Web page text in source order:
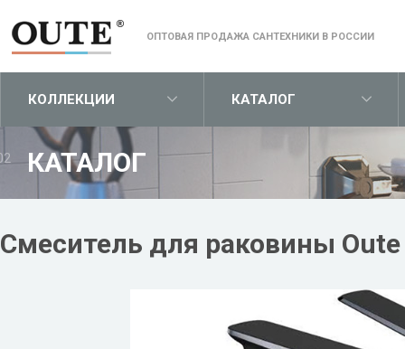
ОПТОВАЯ ПРОДАЖА САНТЕХНИКИ В РОССИИ
КОЛЛЕКЦИИ КАТАЛОГ
КАТАЛОГ
Смеситель для раковины